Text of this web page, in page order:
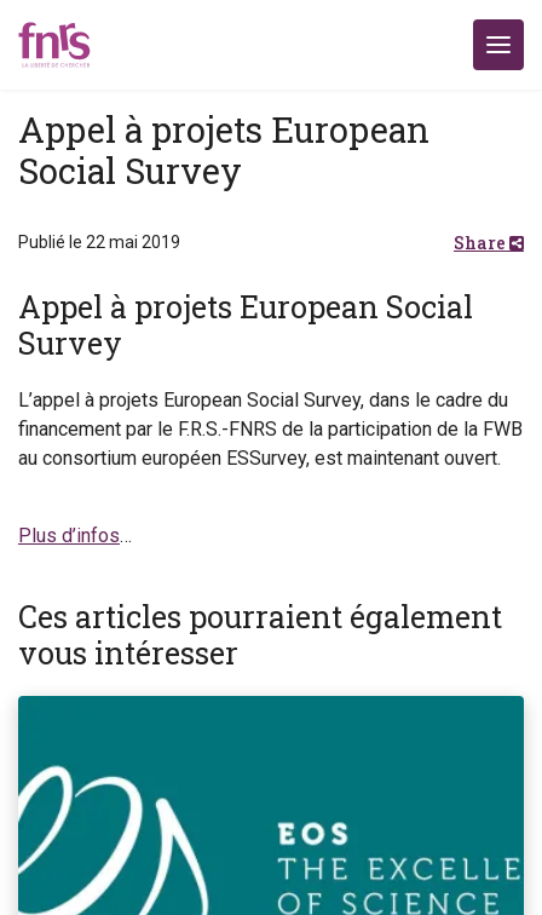
Appel à projets European
Social Survey
Publié le 22 mai 2019 Share
Appel à projets European Social
Survey
L’appel à projets European Social Survey, dans le cadre du
financement par le F.R.S.-FNRS de la participation de la FWB
au consortium européen ESSurvey, est maintenant ouvert.
Plus d’infos…
Ces articles pourraient également
vous intéresser